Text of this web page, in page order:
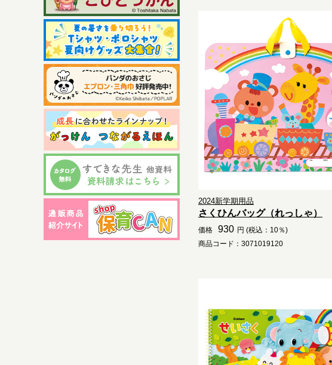
2024新学期用品
さくひんバッグ（れっしゃ）
価格 930 円 (税込：10％)
商品コード：3071019120